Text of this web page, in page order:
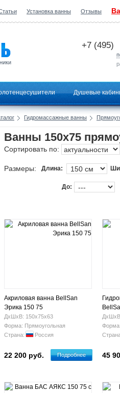
Установка ванны Отзывы
+7 (495)
Душевые
Гидромассажные ванны
Ванны 150х75
Сортировать по:
Размеры: Длина:
До:
Акриловая ванна BellSan
Эрика 150 75
ДхШхВ: 150х75х63
Форма: Прямоугольная
Страна:
Россия
22 200 руб. Подробнее 45